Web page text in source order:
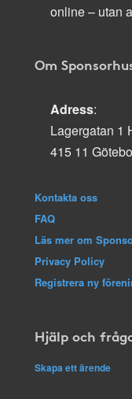
online – utan
Om
Adress:
Lagergatan 1
415 11
Kontakta oss
FAQ
Läs mer om
Privacy Policy
Registrera ny
Hjälp och
Skapa ett ärende